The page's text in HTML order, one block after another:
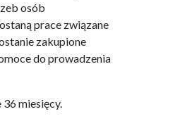
osób
prace związane
zakupione
do prowadzenia
miesięcy.